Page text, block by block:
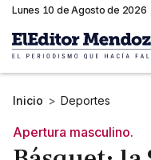
Lunes 10 de Agosto de 2026
Inicio > Deportes
Apertura masculino.